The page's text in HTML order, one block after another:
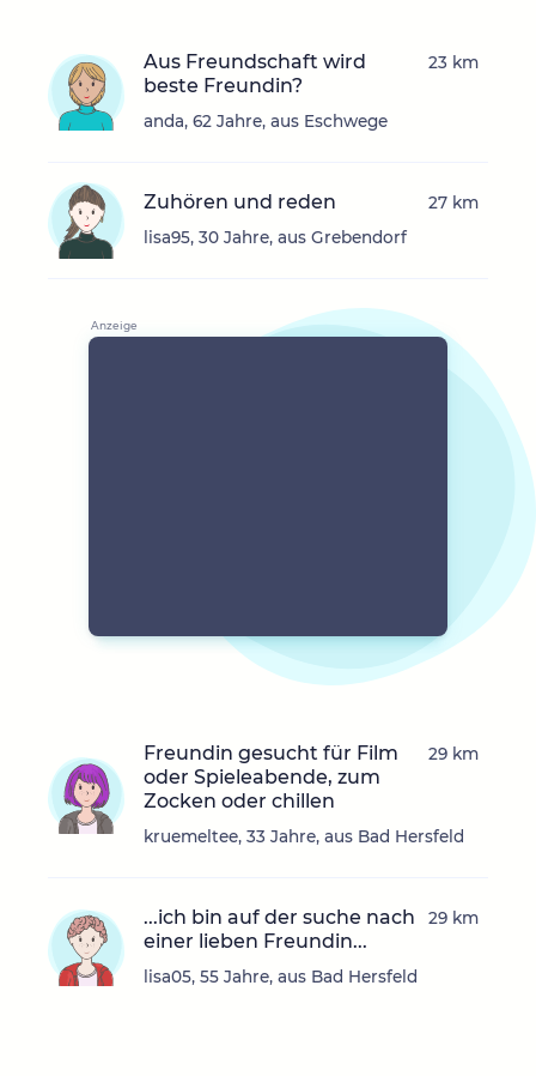
Aus Freundschaft wird
beste Freundin?
anda, 62 Jahre, aus Eschwege
23 km
Zuhören und reden
lisa95, 30 Jahre, aus Grebendorf
27 km
Freundin gesucht für Film
oder Spieleabende, zum
Zocken oder chillen
kruemeltee, 33 Jahre, aus Bad Hersfeld
29 km
...ich bin auf der suche nach
einer lieben Freundin...
lisa05, 55 Jahre, aus Bad Hersfeld
29 km